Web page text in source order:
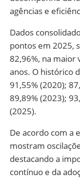
agências e
Dados
pontos em 2025,
82,96%, na maior
anos. O histórico
91,55% (2020);
89,89% (2023);
(2025).
De acordo com a
mostram
destacando a
contínuo e da